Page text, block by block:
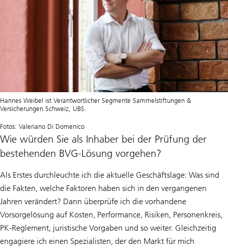
Hannes Weibel ist Verantwortlicher Segmente Sammelstiftungen &
Versicherungen Schweiz, UBS.
Fotos: Valeriano Di Domenico
Wie würden Sie als Inhaber bei der Prüfung der
bestehenden BVG-Lösung vorgehen?
Als Erstes durchleuchte ich die aktuelle Geschäftslage: Was sind
die Fakten, welche Faktoren haben sich in den vergangenen
Jahren verändert? Dann überprüfe ich die vorhandene
Vorsorgelösung auf Kosten, Performance, Risiken, Personenkreis,
PK-Reglement, juristische Vorgaben und so weiter. Gleichzeitig
engagiere ich einen Spezialisten, der den Markt für mich